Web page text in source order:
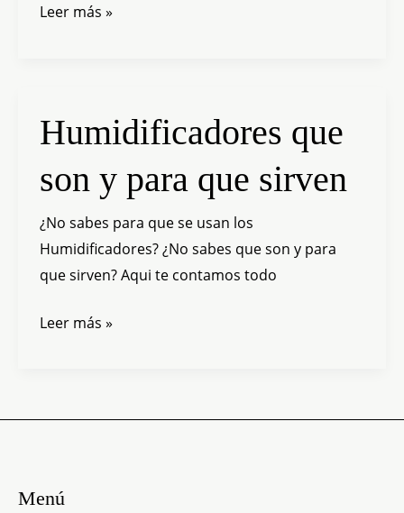
Leer más »
Humidificadores que
son y para que sirven
¿No sabes para que se usan los
Humidificadores? ¿No sabes que son y para
que sirven? Aqui te contamos todo
Humidificadores
que
son
para
que
sirven
Leer más »
Menú